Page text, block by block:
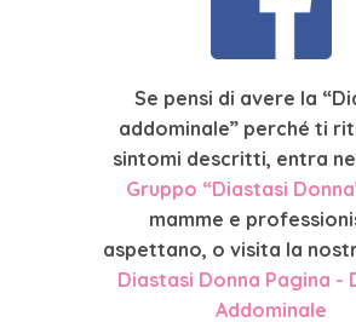
Se pensi di avere la
addominale” perché ti
sintomi descritti, entra
Gruppo “Diastasi
mamme e
aspettano, o visita la
Diastasi Donna Pagina -
Addominale